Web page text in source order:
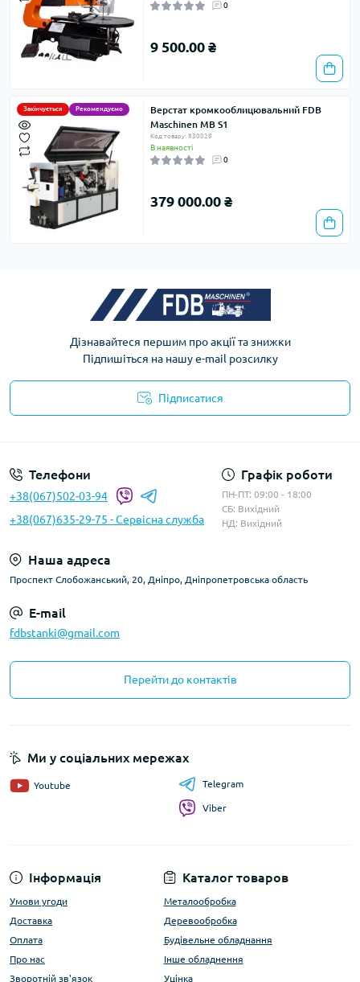
0
9 500.00 ₴
Закінчується Рекомендуємо
Верстат кромкооблицювальний FDB
Maschinen MB S1
Код товару: 830028
В наявності
0
379 000.00 ₴
Дізнавайтеся першим про акції та знижки
Підпишіться на нашу e-mail розсилку
Підписатися
Телефони
+38(067)502-03-94
+38(067)635-29-75 - Сервісна служба
Графік роботи
ПН-ПТ: 09:00 - 18:00
СБ: Вихідний
НД: Вихідний
Наша адреса
Проспект Слобожанський, 20, Дніпро, Дніпропетровська область
E-mail
fdbstanki@gmail.com
Перейти до контактів
Інформація
Умови угоди
Доставка
Оплата
Про нас
Зворотній зв'язок
Каталог товаров
Металообробка
Деревообробка
Будівельне обладнання
Інше обладнення
Уцінка
Ми у соціальних мережах
Youtube Telegram
Viber